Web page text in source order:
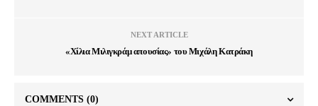
NEXT ARTICLE
«Χίλια Μιλιγκράμ απουσίας» του Μιχάλη Κατράκη
COMMENTS (0)